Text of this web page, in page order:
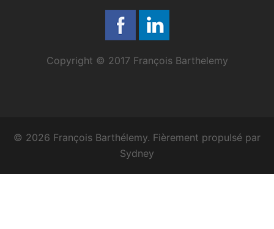
Copyright © 2017 François Barthelemy
© 2026 François Barthélemy. Fièrement propulsé par
Sydney